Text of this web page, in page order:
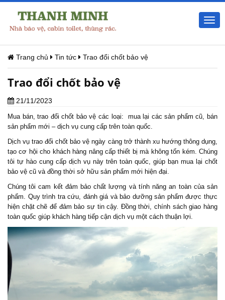
Trang chủ Tin tức Trao đổi chốt bảo vệ
Trao đổi chốt bảo vệ
21/11/2023
Mua bán, trao đổi chốt bảo vệ các loại: mua lại các sản phẩm cũ, bán
sản phẩm mới – dịch vụ cung cấp trên toàn quốc.
Dịch vụ trao đổi chốt bảo vệ ngày càng trở thành xu hướng thông dụng,
tạo cơ hội cho khách hàng nâng cấp thiết bị mà không tốn kém. Chúng
tôi tự hào cung cấp dịch vụ này trên toàn quốc, giúp bạn mua lại chốt
bảo vệ cũ và đồng thời sở hữu sản phẩm mới hiện đại.
Chúng tôi cam kết đảm bảo chất lượng và tính năng an toàn của sản
phẩm. Quy trình tra cứu, đánh giá và bảo dưỡng sản phẩm được thực
hiện chặt chẽ để đảm bảo sự tin cậy. Đồng thời, chính sách giao hàng
toàn quốc giúp khách hàng tiếp cận dịch vụ một cách thuận lợi.